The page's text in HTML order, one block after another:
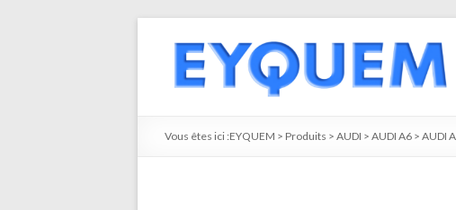
Vous êtes ici :EYQUEM > Produits > AUDI > AUDI A6 > AUDI